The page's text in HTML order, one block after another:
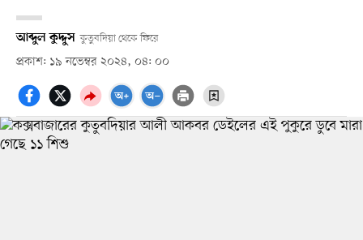
আব্দুল কুদ্দুস কুতুবদিয়া থেকে ফিরে
প্রকাশ: ১৯ নভেম্বর ২০২৪, ০৪: ০০